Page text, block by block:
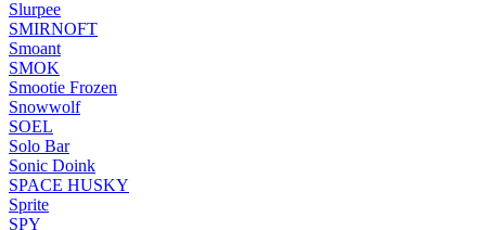
Slurpee
SMIRNOFT
Smoant
SMOK
Smootie Frozen
Snowwolf
SOEL
Solo Bar
Sonic Doink
SPACE HUSKY
Sprite
SPY